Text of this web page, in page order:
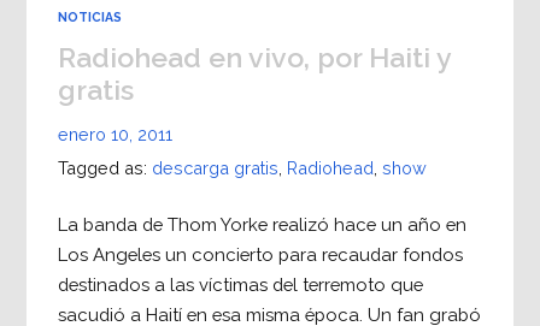
NOTICIAS
Radiohead en vivo, por Haiti y
gratis
enero 10, 2011
Tagged as: descarga gratis Radiohead show
La banda de Thom Yorke realizó hace un año en
Los Angeles un concierto para recaudar fondos
destinados a las víctimas del terremoto que
sacudió a Haití en esa misma época. Un fan grabó